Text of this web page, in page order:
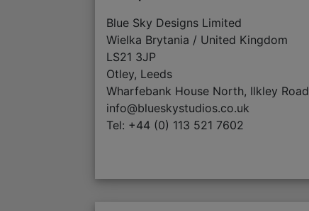
Blue Sky Designs Limited
Wielka Brytania / United Kingdom
LS21 3JP
Otley, Leeds
Wharfebank House North, Ilkley Road
info@blueskystudios.co.uk
Tel: +44 (0) 113 521 7602